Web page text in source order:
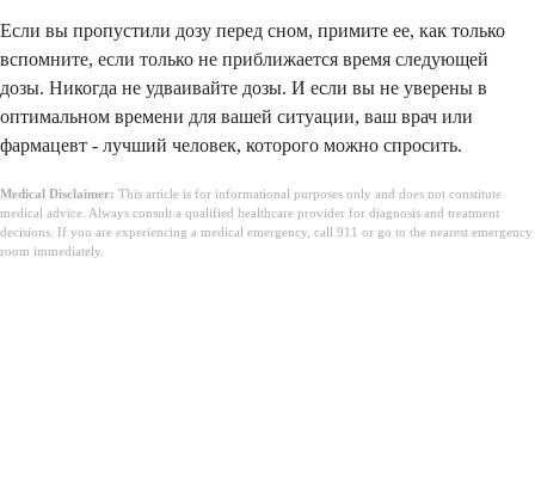
Если вы пропустили дозу перед сном, примите ее, как только
вспомните, если только не приближается время следующей
дозы. Никогда не удваивайте дозы. И если вы не уверены в
оптимальном времени для вашей ситуации, ваш врач или
фармацевт - лучший человек, которого можно спросить.
Medical Disclaimer: This article is for informational purposes only and does not constitute
medical advice. Always consult a qualified healthcare provider for diagnosis and treatment
decisions. If you are experiencing a medical emergency, call 911 or go to the nearest emergency
room immediately.